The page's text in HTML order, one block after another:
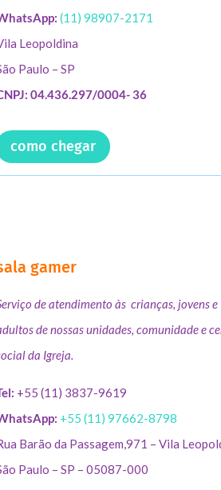
(11) 98907-2171
Leopoldina
Paulo – SP
04.436.297/0004- 36
como chegar
gamer
de atendimento às crianças, jovens e
de nossas unidades, comunidade e
da Igreja.
+55 (11) 3837-9619
+55 (11) 97662-8798
Barão da Passagem,971 – Vila
Paulo – SP – 05087-000